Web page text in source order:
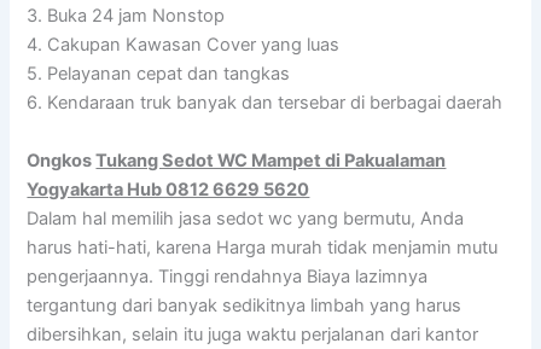
3. Buka 24 jam Nonstop
4. Cakupan Kawasan Cover yang luas
5. Pelayanan cepat dan tangkas
6. Kendaraan truk banyak dan tersebar di berbagai daerah
OngkosTukang Sedot WC Mampet di Pakualaman
Yogyakarta Hub 0812 6629 5620
Dalam hal memilih jasa sedot wc yang bermutu, Anda
harus hati-hati, karena Harga murah tidak menjamin mutu
pengerjaannya. Tinggi rendahnya Biaya lazimnya
tergantung dari banyak sedikitnya limbah yang harus
dibersihkan, selain itu juga waktu perjalanan dari kantor